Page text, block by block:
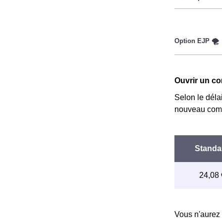
réduire sa
fournisseurs
implique
le prix est
Ouvrir un
Selon le
nouveau
Vous